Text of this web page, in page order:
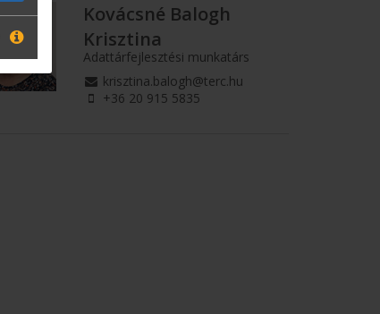
Kovácsné Balogh
Krisztina
Adattárfejlesztési munkatárs
krisztina.balogh@terc.hu
+36 20 915 5835